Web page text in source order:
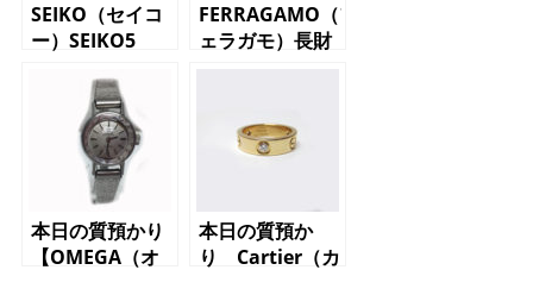
SEIKO（セイコ
ー）SEIKO5
ンズ腕時計
FERRAGAMO（フ
ェラガモ）長財
本日の質預かり
【OMEGA（オ
本日の質預か
り Cartier（カ